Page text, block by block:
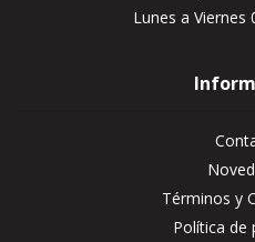
Lunes a Viernes
Términos y
Política de